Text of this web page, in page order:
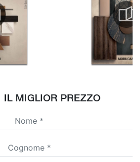
IL MIGLIOR PREZZO